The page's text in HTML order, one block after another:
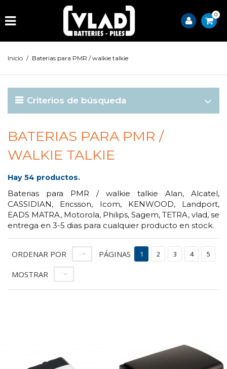
0
Inicio / Baterias para PMR / walkie talkie
Criterios de búsqueda
BATERIAS PARA PMR /
WALKIE TALKIE
Hay 54 productos.
Baterias para PMR / walkie talkie Alan, Alcatel,
CASSIDIAN, Ericsson, Icom, KENWOOD, Landport,
EADS MATRA, Motorola, Philips, Sagem, TETRA, vlad, se
entrega en 3-5 dias para cualquier producto en stock.
ORDENAR POR --
MOSTRAR 12
PÁGINAS 1 2 3 4 5